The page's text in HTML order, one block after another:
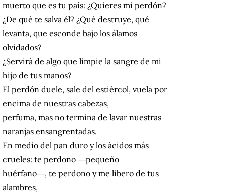
muerto que es tu país: ¿Quieres mi perdón?
¿De qué te salva él? ¿Qué destruye, qué
levanta, que esconde bajo los álamos
olvidados?
¿Servirá de algo que limpie la sangre de mi
hijo de tus manos?
El perdón duele, sale del estiércol, vuela por
encima de nuestras cabezas,
perfuma, mas no termina de lavar nuestras
naranjas ensangrentadas.
En medio del pan duro y los ácidos más
crueles: te perdono ―pequeño
huérfano―, te perdono y me libero de tus
alambres,